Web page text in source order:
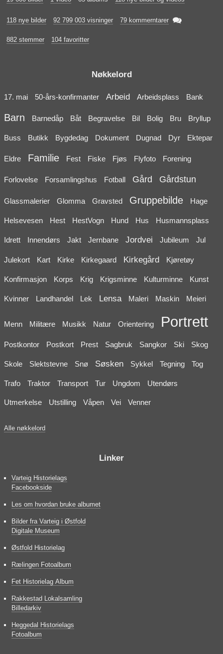
118 nye bilder 92 799 003 visninger 79 kommerntarer 
882 stemmer 104 favoritter
Nøkkelord
17. mai 50-års-konfirmanter Arbeid Arbeidsplass Bank
Barn Barnedåp Båt Begravelse Bil Bolig Bru Bryllup
Buss Butikk Bygdedag Dokument Dugnad Dyr Ektepar
Eldre Familie Fest Fiske Fjøs Flyfoto Forening
Forlovelse Forsamlingshus Fotball Gård Gårdstun
Glassmalerier Glomma Gravsted Gruppebilde Hage
Helsevesen Hest HestVogn Hund Hus Husmannsplass
Idrett Innendørs Jakt Jernbane Jordvei Jubileum Jul
Julekort Kart Kirke Kirkegaard Kirkegård Kjøretøy
Konfirmasjon Korps Krig Krigsminne Kulturminne Kunst
Kvinner Landhandel Lek Lensa Maleri Maskin Meieri
Menn Militære Musikk Natur Orientering Portrett
Postkontor Postkort Prest Sagbruk Sangkor Ski Skog
Skole Slektstevne Snø Søsken Sykkel Tegning Tog
Trafo Traktor Transport Tur Ungdom Utendørs
Utmerkelse Utstilling Våpen Vei Venner
Alle nøkkelord
Linker
Varteig Historielags
Facebookside
Les om hvordan bruke albumet
Bilder fra Varteig i Østfold
Digitale Museum
Østfold Historielag
Rælingen Fotoalbum
Fet Historielag Album
Rakkestad Lokalsamling
Billedarkiv
Heggedal Historielags
Fotoalbum